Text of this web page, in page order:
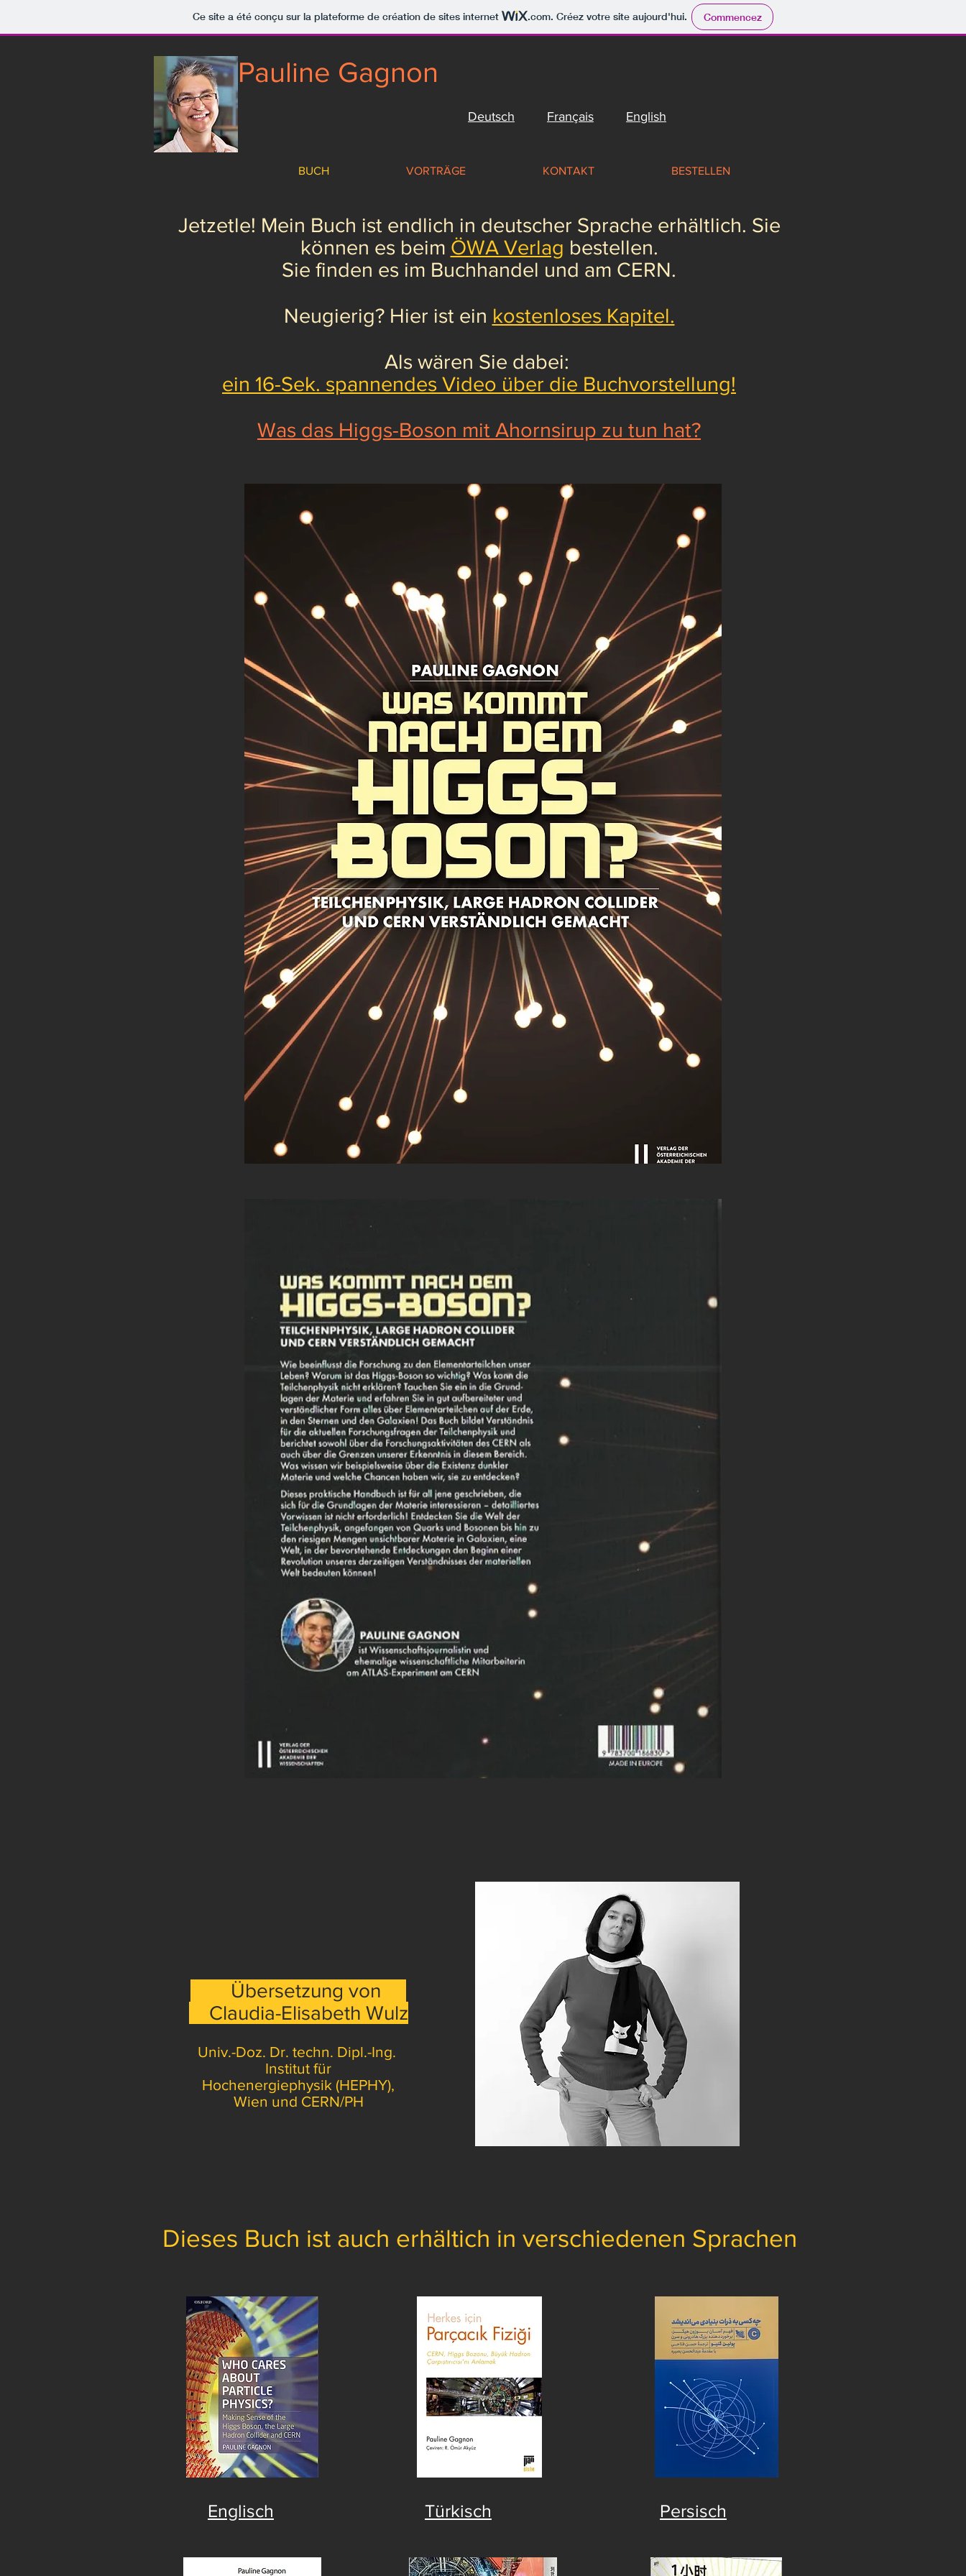
Ce site a été conçu sur la plateforme de création de sites internet .com. Créez votre site aujourd'hui. Commencez
Pauline Gagnon
Deutsch Français English
BUCH VORTRÄGE KONTAKT BESTELLEN
Jetzetle! Mein Buch ist endlich in deutscher Sprache erhältlich. Sie
können es beim ÖWA Verlag bestellen.
Sie finden es im Buchhandel und am CERN.
Neugierig? Hier ist ein kostenloses Kapitel.
Als wären Sie dabei:
ein 16-Sek. spannendes Video über die Buchvorstellung!
Was das Higgs-Boson mit Ahornsirup zu tun hat?
Übersetzung von
Claudia-Elisabeth Wulz
Univ.-Doz. Dr. techn. Dipl.-Ing.
Institut für
Hochenergiephysik (HEPHY),
Wien und CERN/PH
Dieses Buch ist auch erhältich in verschiedenen Sprachen
Englisch Türkisch Persisch